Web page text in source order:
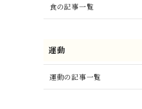
食の記事一覧
運動
運動の記事一覧